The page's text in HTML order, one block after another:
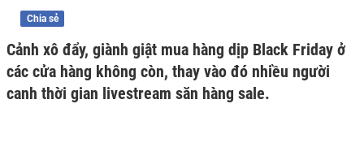
Chia sẻ
Cảnh xô đẩy, giành giật mua hàng dịp Black Friday ở
các cửa hàng không còn, thay vào đó nhiều người
canh thời gian livestream săn hàng sale.